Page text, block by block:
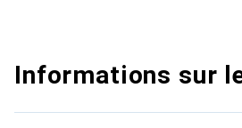
Informations sur